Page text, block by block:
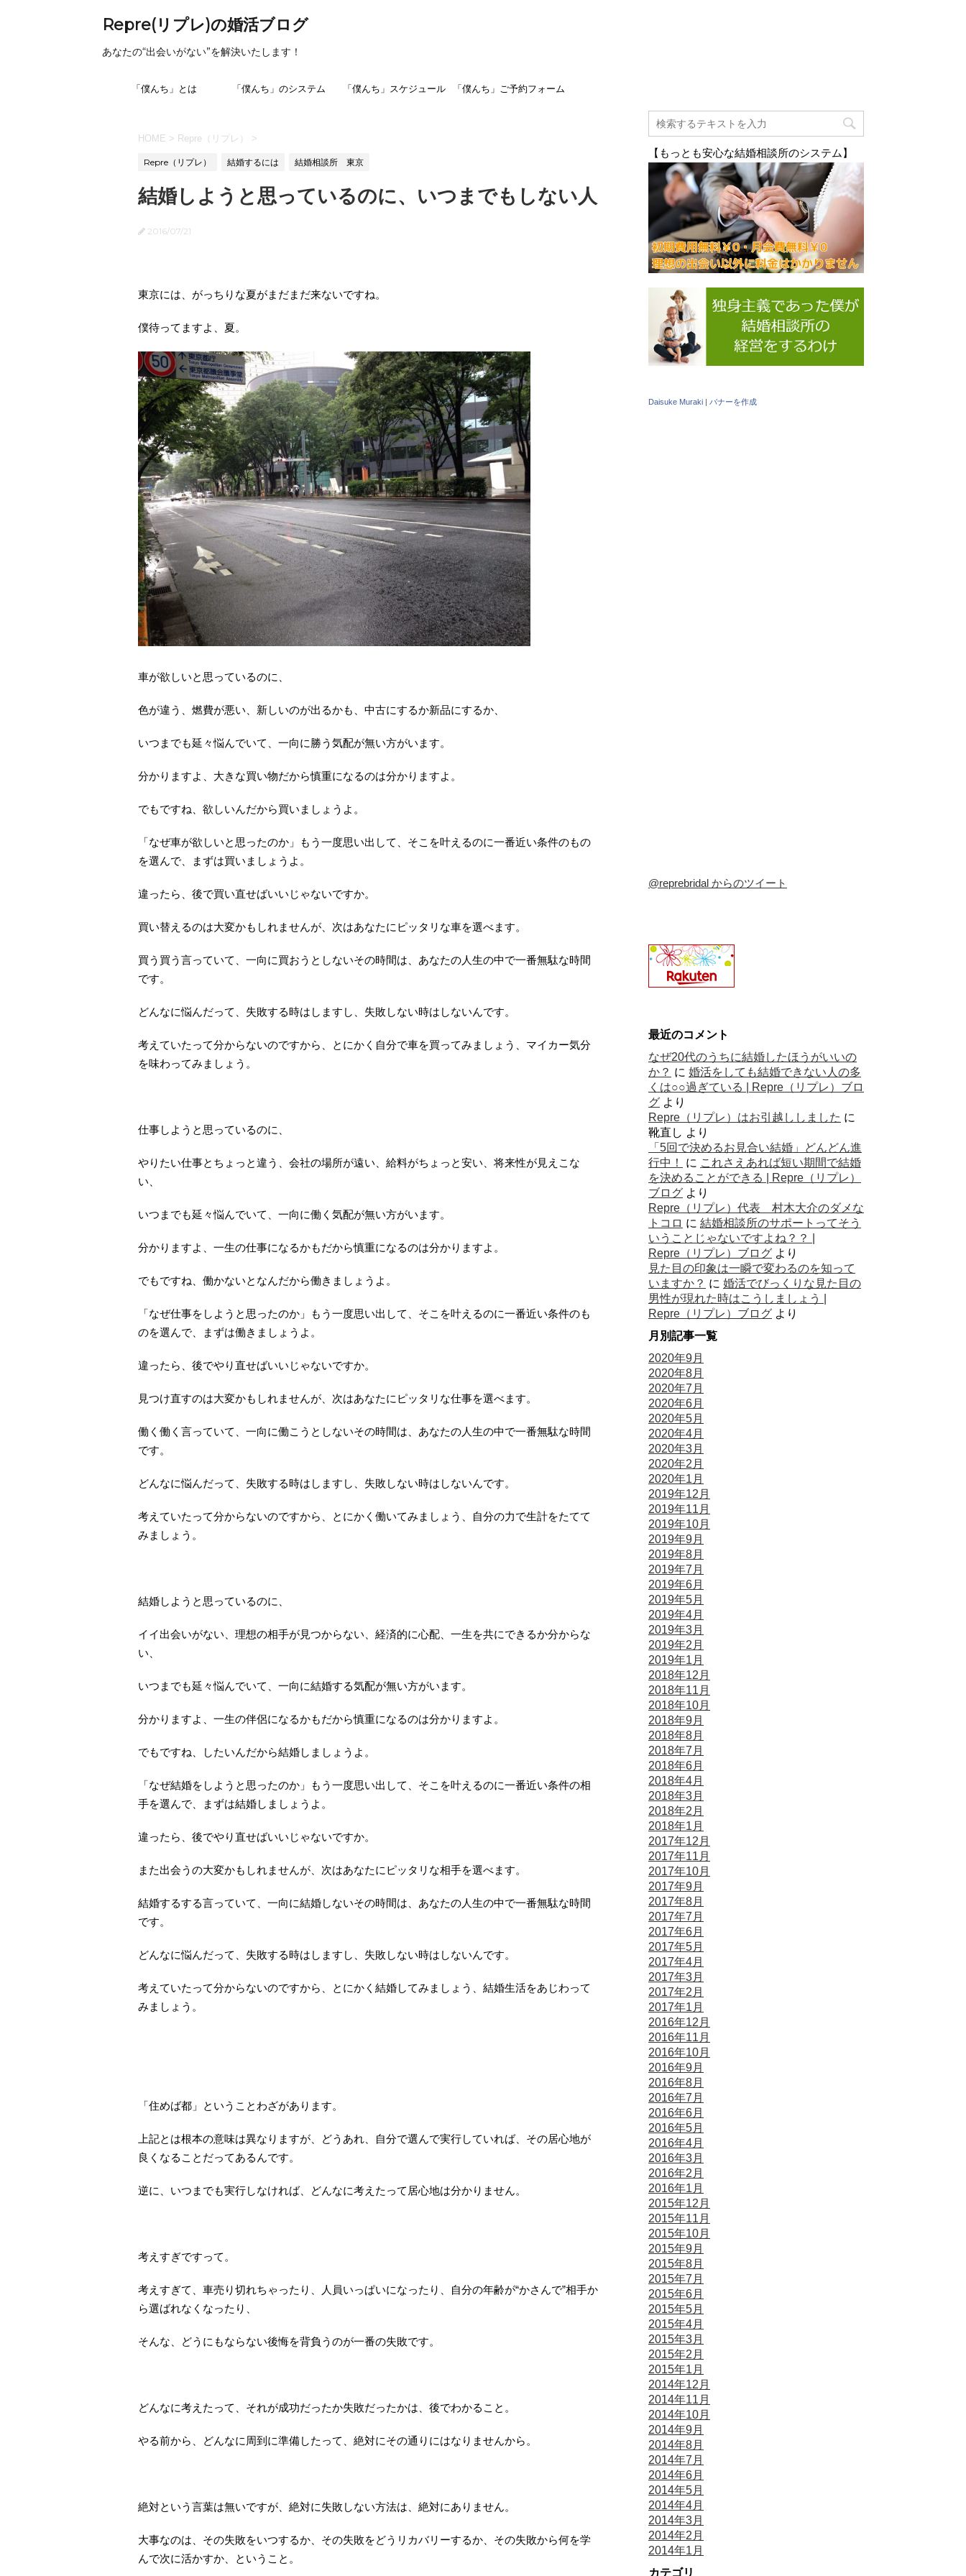
Repre(リプレ)の婚活ブログ
あなたの“出会いがない”を解決いたします！
「僕んち」とは 「僕んち」のシステム 「僕んち」スケジュール 「僕んち」ご予約フォーム
HOME > Repre（リプレ） >
Repre（リプレ） 結婚するには 結婚相談所 東京
結婚しようと思っているのに、いつまでもしない人
2016/07/21
東京には、がっちりな夏がまだまだ来ないですね。
僕待ってますよ、夏。
車が欲しいと思っているのに、
色が違う、燃費が悪い、新しいのが出るかも、中古にするか新品にするか、
いつまでも延々悩んでいて、一向に勝う気配が無い方がいます。
分かりますよ、大きな買い物だから慎重になるのは分かりますよ。
でもですね、欲しいんだから買いましょうよ。
「なぜ車が欲しいと思ったのか」もう一度思い出して、そこを叶えるのに一番近い条件のもの
を選んで、まずは買いましょうよ。
違ったら、後で買い直せばいいじゃないですか。
買い替えるのは大変かもしれませんが、次はあなたにピッタリな車を選べます。
買う買う言っていて、一向に買おうとしないその時間は、あなたの人生の中で一番無駄な時間
です。
どんなに悩んだって、失敗する時はしますし、失敗しない時はしないんです。
考えていたって分からないのですから、とにかく自分で車を買ってみましょう、マイカー気分
を味わってみましょう。
仕事しようと思っているのに、
やりたい仕事とちょっと違う、会社の場所が遠い、給料がちょっと安い、将来性が見えこな
い、
いつまでも延々悩んでいて、一向に働く気配が無い方がいます。
分かりますよ、一生の仕事になるかもだから慎重になるのは分かりますよ。
でもですね、働かないとなんだから働きましょうよ。
「なぜ仕事をしようと思ったのか」もう一度思い出して、そこを叶えるのに一番近い条件のも
のを選んで、まずは働きましょうよ。
違ったら、後でやり直せばいいじゃないですか。
見つけ直すのは大変かもしれませんが、次はあなたにピッタリな仕事を選べます。
働く働く言っていて、一向に働こうとしないその時間は、あなたの人生の中で一番無駄な時間
です。
どんなに悩んだって、失敗する時はしますし、失敗しない時はしないんです。
考えていたって分からないのですから、とにかく働いてみましょう、自分の力で生計をたてて
みましょう。
結婚しようと思っているのに、
イイ出会いがない、理想の相手が見つからない、経済的に心配、一生を共にできるか分からな
い、
いつまでも延々悩んでいて、一向に結婚する気配が無い方がいます。
分かりますよ、一生の伴侶になるかもだから慎重になるのは分かりますよ。
でもですね、したいんだから結婚しましょうよ。
「なぜ結婚をしようと思ったのか」もう一度思い出して、そこを叶えるのに一番近い条件の相
手を選んで、まずは結婚しましょうよ。
違ったら、後でやり直せばいいじゃないですか。
また出会うの大変かもしれませんが、次はあなたにピッタリな相手を選べます。
結婚するする言っていて、一向に結婚しないその時間は、あなたの人生の中で一番無駄な時間
です。
どんなに悩んだって、失敗する時はしますし、失敗しない時はしないんです。
考えていたって分からないのですから、とにかく結婚してみましょう、結婚生活をあじわって
みましょう。
「住めば都」ということわざがあります。
上記とは根本の意味は異なりますが、どうあれ、自分で選んで実行していれば、その居心地が
良くなることだってあるんです。
逆に、いつまでも実行しなければ、どんなに考えたって居心地は分かりません。
考えすぎですって。
考えすぎて、車売り切れちゃったり、人員いっぱいになったり、自分の年齢が“かさんで”相手か
ら選ばれなくなったり、
そんな、どうにもならない後悔を背負うのが一番の失敗です。
どんなに考えたって、それが成功だったか失敗だったかは、後でわかること。
やる前から、どんなに周到に準備したって、絶対にその通りにはなりませんから。
絶対という言葉は無いですが、絶対に失敗しない方法は、絶対にありません。
大事なのは、その失敗をいつするか、その失敗をどうリカバリーするか、その失敗から何を学
んで次に活かすか、ということ。
【もっとも安心な結婚相談所のシステム】
Daisuke Muraki | バナーを作成
@reprebridal からのツイート
最近のコメント
なぜ20代のうちに結婚したほうがいいの
か？ に 婚活をしても結婚できない人の多
くは○○過ぎている | Repre（リプレ）ブロ
グ より
Repre（リプレ）はお引越ししました に
靴直し より
「5回で決めるお見合い結婚」どんどん進
行中！
に これさえあれば短い期間で結婚
を決めることができる | Repre（リプレ）
ブログ より
Repre（リプレ）代表 村木大介のダメな
トコロ に 結婚相談所のサポートってそう
いうことじゃないですよね？？ |
Repre（リプレ）ブログ より
見た目の印象は一瞬で変わるのを知って
いますか？ に 婚活でびっくりな見た目の
男性が現れた時はこうしましょう |
Repre（リプレ）ブログ より
月別記事一覧
2020年9月
2020年8月
2020年7月
2020年6月
2020年5月
2020年4月
2020年3月
2020年2月
2020年1月
2019年12月
2019年11月
2019年10月
2019年9月
2019年8月
2019年7月
2019年6月
2019年5月
2019年4月
2019年3月
2019年2月
2019年1月
2018年12月
2018年11月
2018年10月
2018年9月
2018年8月
2018年7月
2018年6月
2018年4月
2018年3月
2018年2月
2018年1月
2017年12月
2017年11月
2017年10月
2017年9月
2017年8月
2017年7月
2017年6月
2017年5月
2017年4月
2017年3月
2017年2月
2017年1月
2016年12月
2016年11月
2016年10月
2016年9月
2016年8月
2016年7月
2016年6月
2016年5月
2016年4月
2016年3月
2016年2月
2016年1月
2015年12月
2015年11月
2015年10月
2015年9月
2015年8月
2015年7月
2015年6月
2015年5月
2015年4月
2015年3月
2015年2月
2015年1月
2014年12月
2014年11月
2014年10月
2014年9月
2014年8月
2014年7月
2014年6月
2014年5月
2014年4月
2014年3月
2014年2月
2014年1月
カテゴリ